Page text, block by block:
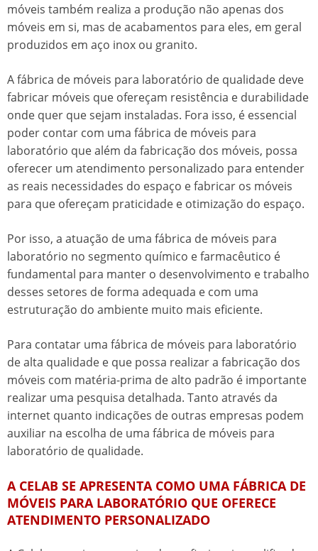
móveis também realiza a produção não apenas dos
móveis em si, mas de acabamentos para eles, em geral
produzidos em aço inox ou granito.
Afábrica de móveis para laboratório de qualidade deve
fabricar móveis que ofereçam resistência e durabilidade
onde quer que sejam instaladas. Fora isso, é essencial
poder contar com uma fábrica de móveis para
laboratório que além da fabricação dos móveis, possa
oferecer um atendimento personalizado para entender
as reais necessidades do espaço e fabricar os móveis
para que ofereçam praticidade e otimização do espaço.
Por isso, a atuação de uma fábrica de móveis para
laboratório no segmento químico e farmacêutico é
fundamental para manter o desenvolvimento e trabalho
desses setores de forma adequada e com uma
estruturação do ambiente muito mais eficiente.
Para contatar uma fábrica de móveis para laboratório
de alta qualidade e que possa realizar a fabricação dos
móveis com matéria-prima de alto padrão é importante
realizar uma pesquisa detalhada. Tanto através da
internet quanto indicações de outras empresas podem
auxiliar na escolha de uma fábrica de móveis para
laboratório de qualidade.
A CELAB SE APRESENTA COMO UMA FÁBRICA DE
MÓVEIS PARA LABORATÓRIO QUE OFERECE
ATENDIMENTO PERSONALIZADO